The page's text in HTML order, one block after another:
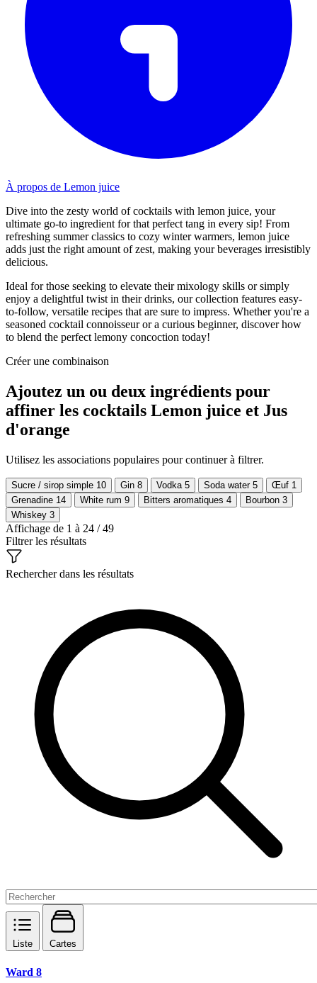
À propos de Lemon juice
Dive into the zesty world of cocktails with lemon juice, your
ultimate go-to ingredient for that perfect tang in every sip! From
refreshing summer classics to cozy winter warmers, lemon juice
adds just the right amount of zest, making your beverages irresistibly
delicious.
Ideal for those seeking to elevate their mixology skills or simply
enjoy a delightful twist in their drinks, our collection features easy-
to-follow, versatile recipes that are sure to impress. Whether you're a
seasoned cocktail connoisseur or a curious beginner, discover how
to blend the perfect lemony concoction today!
Créer une combinaison
Ajoutez un ou deux ingrédients pour
affiner les cocktails Lemon juice et Jus
d'orange
Utilisez les associations populaires pour continuer à filtrer.
Sucre / sirop simple 10 Gin 8 Vodka 5 Soda water 5 Œuf 1
Grenadine 14 White rum 9 Bitters aromatiques 4 Bourbon 3
Whiskey 3
Affichage de 1 à 24 / 49
Filtrer les résultats
Rechercher dans les résultats
Liste Cartes
Ward 8